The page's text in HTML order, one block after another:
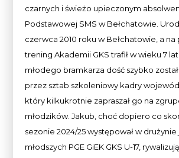
czarnych i świeżo upieczonym
Podstawowej SMS w Bełchatowie.
czerwca 2010 roku w Bełchatowie, a na
trening Akademii GKS trafił w wieku 7
młodego bramkarza dość szybko
przez sztab szkoleniowy kadry
który kilkukrotnie zapraszał go na
młodzików. Jakub, choć dopiero co
sezonie 2024/25 występował w
młodszych PGE GiEK GKS U-17,